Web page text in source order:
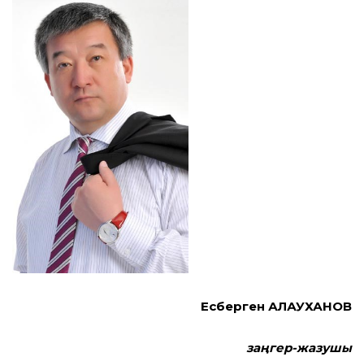
Есберген АЛАУХАНОВ
заңгер-жазушы